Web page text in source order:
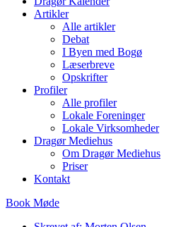
Artikler
Alle artikler
Debat
I Byen med Bogø
Læserbreve
Opskrifter
Profiler
Alle profiler
Lokale Foreninger
Lokale Virksomheder
Dragør Mediehus
Om Dragør Mediehus
Priser
Kontakt
Book Møde